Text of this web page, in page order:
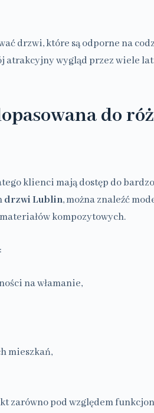
drzwi, które są odporne na
atrakcyjny wygląd przez wiele
do
klienci mają dostęp do
drzwi Lublin, można znaleźć
kompozytowych.
na włamanie,
mieszkań,
zarówno pod względem